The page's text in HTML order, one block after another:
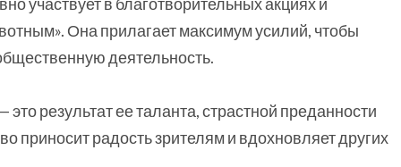
участвует в благотворительных акциях и
Она прилагает максимум усилий, чтобы
деятельность.
результат ее таланта, страстной преданности
приносит радость зрителям и вдохновляет других